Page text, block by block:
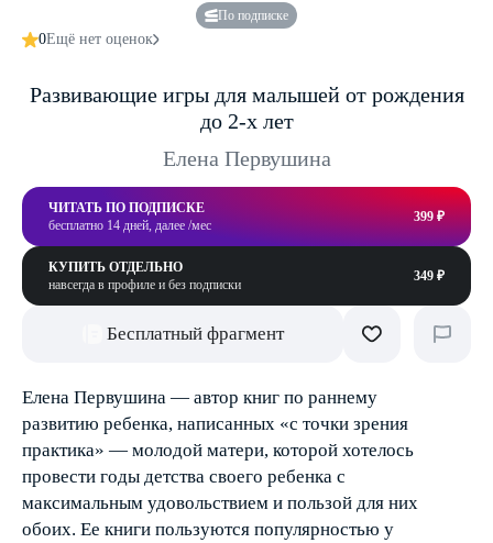
По подписке
0Ещё нет оценок
Развивающие игры для малышей от рождения
до 2-х лет
Елена Первушина
ЧИТАТЬ ПО ПОДПИСКЕ
бесплатно 14 дней, далее /мес
399 ₽
КУПИТЬ ОТДЕЛЬНО
навсегда в профиле и без подписки
349 ₽
Бесплатный фрагмент
Елена Первушина — автор книг по раннему
развитию ребенка, написанных «с точки зрения
практика» — молодой матери, которой хотелось
провести годы детства своего ребенка с
максимальным удовольствием и пользой для них
обоих. Ее книги пользуются популярностью у